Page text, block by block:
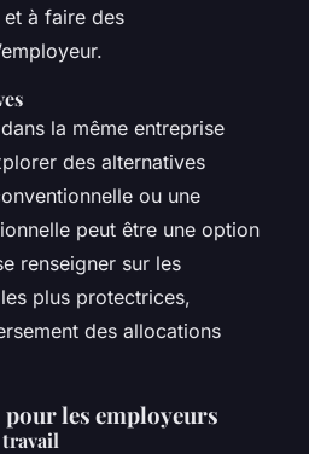
à faire des
la même entreprise
des alternatives
ou une
peut être une option
renseigner sur les
plus protectrices,
des allocations
les employeurs
travail